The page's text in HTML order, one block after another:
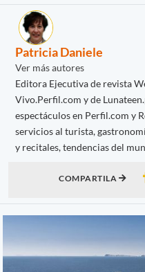
Patricia Daniele
Ver más autores
Editora Ejecutiva de revista
Vivo.Perfil.com y de
espectáculos en Perfil.com y
servicios al turista,
y recitales, tendencias del
COMPARTILA